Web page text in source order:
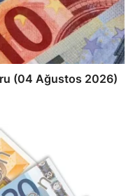
(04 Ağustos 2026)